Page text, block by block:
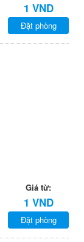
1 VND
Đặt phòng
Giá từ:
1 VND
Đặt phòng